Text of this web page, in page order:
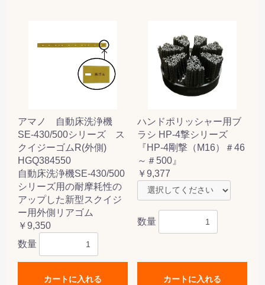
アマノ 自動床洗浄機
SE-430/500シリーズ ス
クイジーゴムR(外側)
HGQ384550
自動床洗浄機SE-430/500
シリーズ用の耐摩耗性の
アップした新型スクイジ
ー用外側リアゴム
￥9,350
数量
カートに入れる
ハンドポリッシャー用ブ
ラシ HP-4撃シリーズ
『HP-4剛撃（M16）＃46
～＃500』
￥9,377
数量
カートに入れる